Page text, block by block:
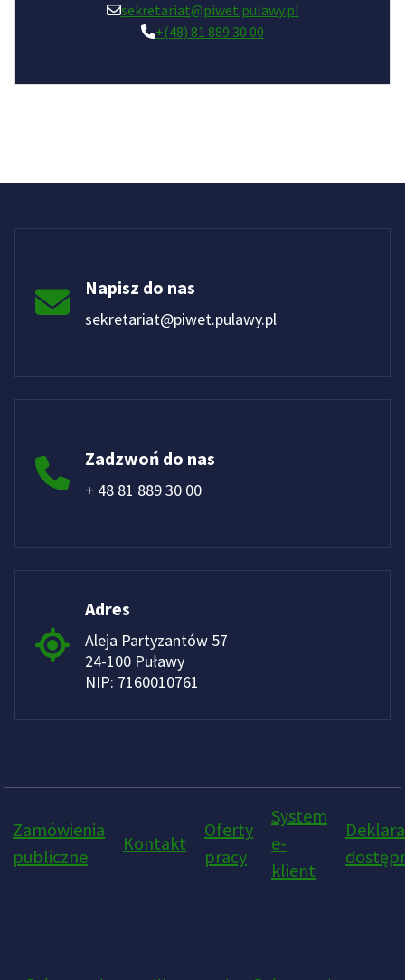
sekretariat@piwet.pulawy.pl
+(48) 81 889 30 00
Napisz do nas
sekretariat@piwet.pulawy.pl
Zadzwoń do nas
+ 48 81 889 30 00
Adres
Aleja Partyzantów 57
24-100 Puławy
NIP: 7160010761
Zamówienia
publiczne
Kontakt
Oferty
pracy
System
e-
klient